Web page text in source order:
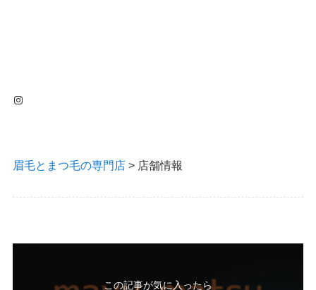
Instagram
眉毛とまつ毛の専門店> 店舗情報
この記事が気に入ったら